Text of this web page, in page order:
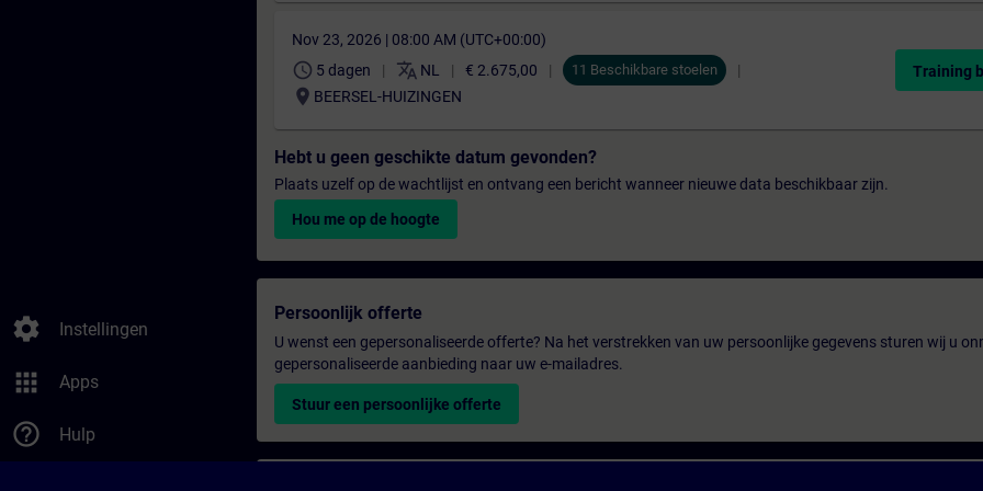
settings Instellingen
apps Apps
help_outline Hulp
Nov 23, 2026 | 08:00 AM (UTC+00:00)
schedule 5 dagen translate NL € 2.675,00 11 Beschikbare stoelen
location_on BEERSEL-HUIZINGEN
Training
Hebt u geen geschikte datum gevonden?
Plaats uzelf op de wachtlijst en ontvang een bericht wanneer nieuwe data beschikbaar zijn.
Hou me op de hoogte
Persoonlijk offerte
U wenst een gepersonaliseerde offerte? Na het verstrekken van uw persoonlijke gegevens sturen wij u
gepersonaliseerde aanbieding naar uw e-mailadres.
Stuur een persoonlijke offerte